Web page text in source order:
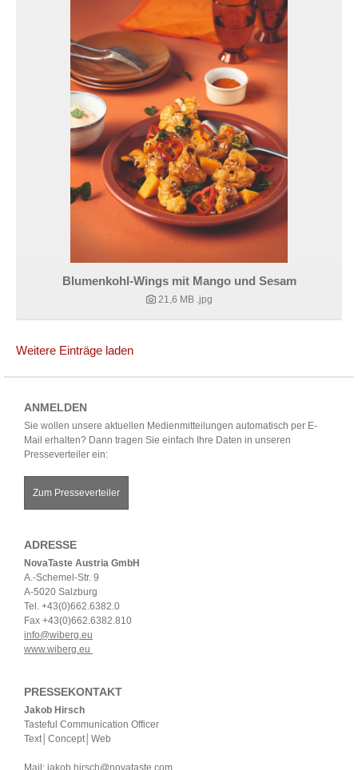
Blumenkohl-Wings mit Mango und Sesam
21,6 MB .jpg
Weitere Einträge laden
ANMELDEN
Sie wollen unsere aktuellen Medienmitteilungen automatisch per E-
Mail erhalten? Dann tragen Sie einfach Ihre Daten in unseren
Presseverteiler ein:
Zum Presseverteiler
ADRESSE
NovaTaste Austria GmbH
A.-Schemel-Str. 9
A-5020 Salzburg
Tel. +43(0)662.6382.0
Fax +43(0)662.6382.810
info@wiberg.eu
www.wiberg.eu
PRESSEKONTAKT
Jakob Hirsch
Tasteful Communication Officer
Text│Concept│Web
Mail: jakob.hirsch@novataste.com